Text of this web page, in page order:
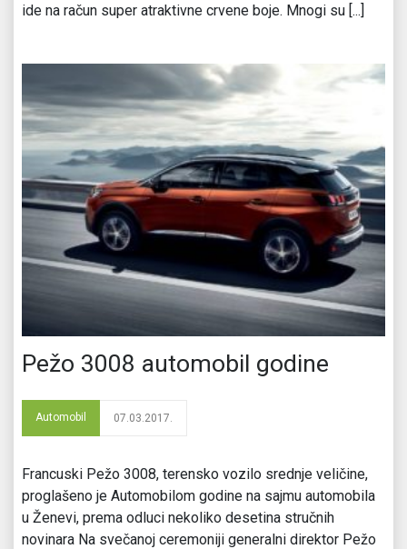
ide na račun super atraktivne crvene boje. Mnogi su [...]
Pežo 3008 automobil godine
Automobil 07.03.2017.
Francuski Pežo 3008, terensko vozilo srednje veličine,
proglašeno je Automobilom godine na sajmu automobila
u Ženevi, prema odluci nekoliko desetina stručnih
novinara Na svečanoj ceremoniji generalni direktor Pežo